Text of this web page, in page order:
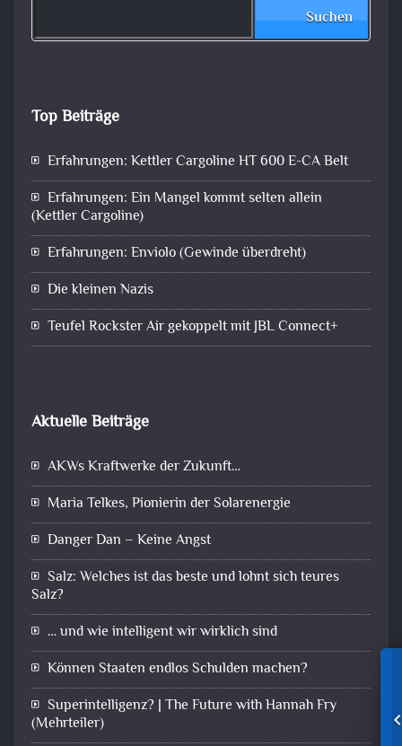
Suchen
Top Beiträge
Erfahrungen: Kettler Cargoline HT 600 E-CA Belt
Erfahrungen: Ein Mangel kommt selten allein
(Kettler Cargoline)
Erfahrungen: Enviolo (Gewinde überdreht)
Die kleinen Nazis
Teufel Rockster Air gekoppelt mit JBL Connect+
Aktuelle Beiträge
AKWs Kraftwerke der Zukunft…
Maria Telkes, Pionierin der Solarenergie
Danger Dan – Keine Angst
Salz: Welches ist das beste und lohnt sich teures
Salz?
… und wie intelligent wir wirklich sind
Können Staaten endlos Schulden machen?
Superintelligenz? | The Future with Hannah Fry
(Mehrteiler)